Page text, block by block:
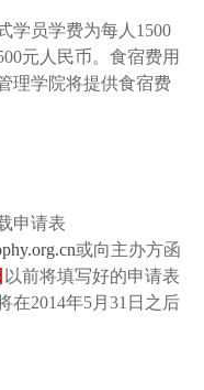
学员学费为每人 1500
元人民币。食宿费用
理学院将提供食宿费
申请表
或向主办方函
以前将填写好的申请表
在2014年5月 31 日之后